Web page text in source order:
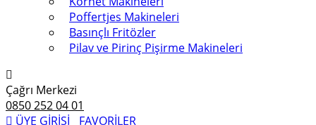
Poffertjes Makineleri
Basınçlı Fritözler
Pilav ve Pirinç Pişirme Makineleri
Çağrı Merkezi
0850 252 04 01
ÜYE GİRİŞİ
FAVORİLER